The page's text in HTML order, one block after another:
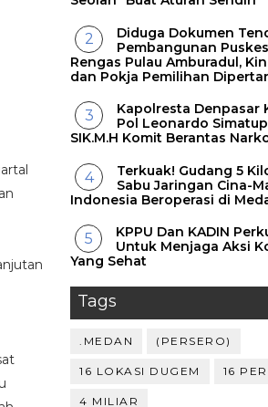
Diduga Dokumen
Pembangunan
Rengas Pulau Amburadul,
dan Pokja Pemilihan
Kapolresta Denpasar
Pol Leonardo
SIK.M.H Komit Berantas
Terkuak! Gudang 5
Sabu Jaringan Cina-
Indonesia Beroperasi di
KPPU Dan KADIN
Untuk Menjaga Aksi
Yang Sehat
Tags
.MEDAN (PERSERO)
16 LOKASI DUGEM 16
4 MILIAR